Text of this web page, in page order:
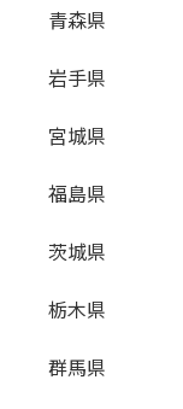
青森県
岩手県
宮城県
福島県
茨城県
栃木県
群馬県